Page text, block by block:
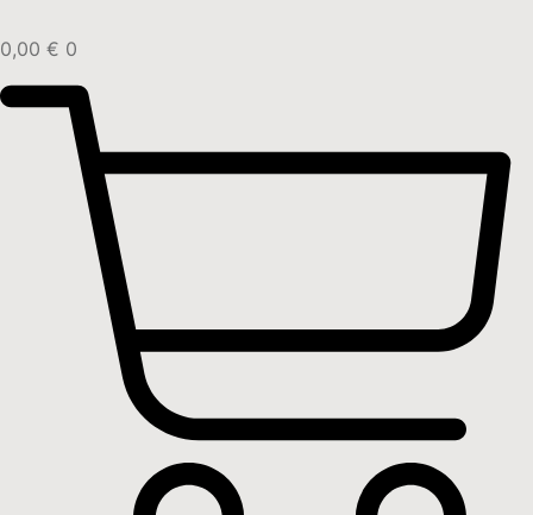
0,00 € 0